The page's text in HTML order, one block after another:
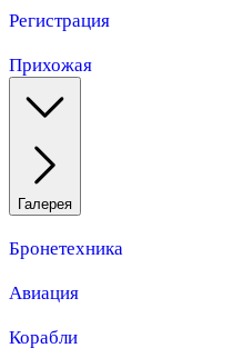
Регистрация
Прихожая
Галерея
Бронетехника
Авиация
Корабли